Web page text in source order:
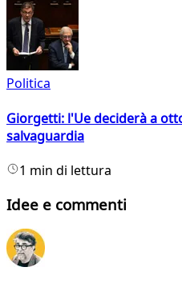
Politica
Giorgetti: l'Ue deciderà a
salvaguardia
1 min di lettura
Idee e commenti